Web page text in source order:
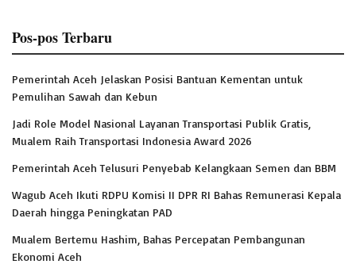
Pos-pos Terbaru
Pemerintah Aceh Jelaskan Posisi Bantuan Kementan untuk
Pemulihan Sawah dan Kebun
Jadi Role Model Nasional Layanan Transportasi Publik Gratis,
Mualem Raih Transportasi Indonesia Award 2026
Pemerintah Aceh Telusuri Penyebab Kelangkaan Semen dan BBM
Wagub Aceh Ikuti RDPU Komisi II DPR RI Bahas Remunerasi Kepala
Daerah hingga Peningkatan PAD
Mualem Bertemu Hashim, Bahas Percepatan Pembangunan
Ekonomi Aceh